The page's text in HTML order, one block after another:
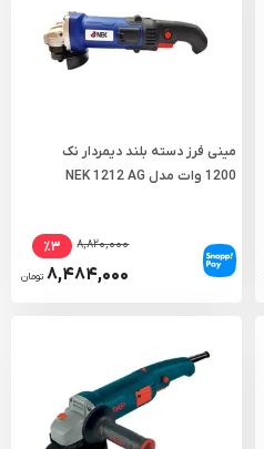
مینی فرز دسته بلند دیمردار نک
1200 وات مدل NEK 1212 AG
۸,۸۲۰,۰۰۰ ٪۳
۸,۴۸۴,۰۰۰ تومان